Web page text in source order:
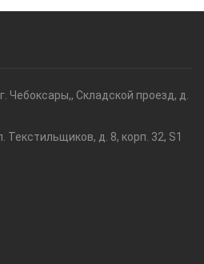
Чебоксары,, Складской проезд, д.
Текстильщиков, д. 8, корп. 32, S1